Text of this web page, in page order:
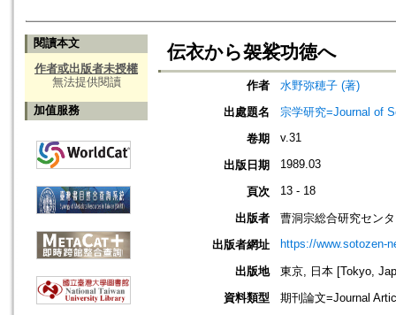
閱讀本文
作者或出版者未授權
無法提供閱讀
加值服務
伝衣から袈裟功徳へ
作者
水野弥穂子 (著)
出處題名
宗学研究=Journal of
卷期
v.31
出版日期 1989.03
頁次 13 - 18
出版者
曹洞宗総合研究セン
出版者網址
https://www.sotozen-
出版地
東京, 日本 [Tokyo,
資料類型
期刊論文=Journal